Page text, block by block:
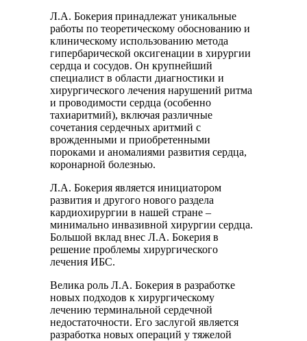
Л.А. Бокерия принадлежат уникальные
работы по теоретическому обоснованию и
клиническому использованию метода
гипербарической оксигенации в хирургии
сердца и сосудов. Он крупнейший
специалист в области диагностики и
хирургического лечения нарушений ритма
и проводимости сердца (особенно
тахиаритмий), включая различные
сочетания сердечных аритмий с
врожденными и приобретенными
пороками и аномалиями развития сердца,
коронарной болезнью.
Л.А. Бокерия является инициатором
развития и другого нового раздела
кардиохирургии в нашей стране –
минимально инвазивной хирургии сердца.
Большой вклад внес Л.А. Бокерия в
решение проблемы хирургического
лечения ИБС.
Велика роль Л.А. Бокерия в разработке
новых подходов к хирургическому
лечению терминальной сердечной
недостаточности. Его заслугой является
разработка новых операций у тяжелой